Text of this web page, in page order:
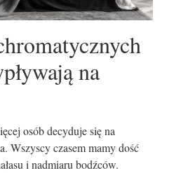
na
osób decyduje się na
Wszyscy czasem mamy dość
i nadmiaru bodźców.